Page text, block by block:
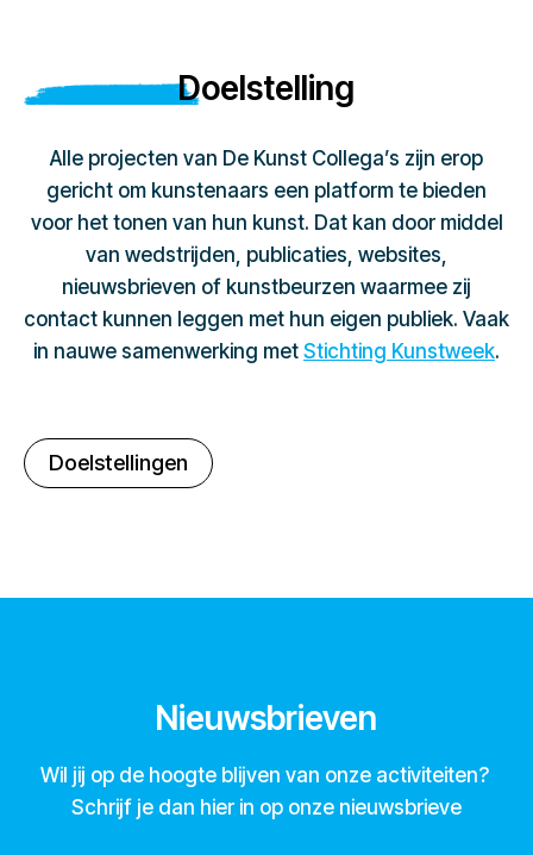
Doelstelling
Alle projecten van De Kunst Collega’s zijn erop
gericht om kunstenaars een platform te bieden
voor het tonen van hun kunst. Dat kan door middel
van wedstrijden, publicaties, websites,
nieuwsbrieven of kunstbeurzen waarmee zij
contact kunnen leggen met hun eigen publiek. Vaak
in nauwe samenwerking met Stichting Kunstweek.
Doelstellingen
Nieuwsbrieven
Wil jij op de hoogte blijven van onze activiteiten?
Schrijf je dan hier in op onze nieuwsbrieve